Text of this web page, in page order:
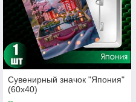
Сувенирный значок "Япония"
(60х40)